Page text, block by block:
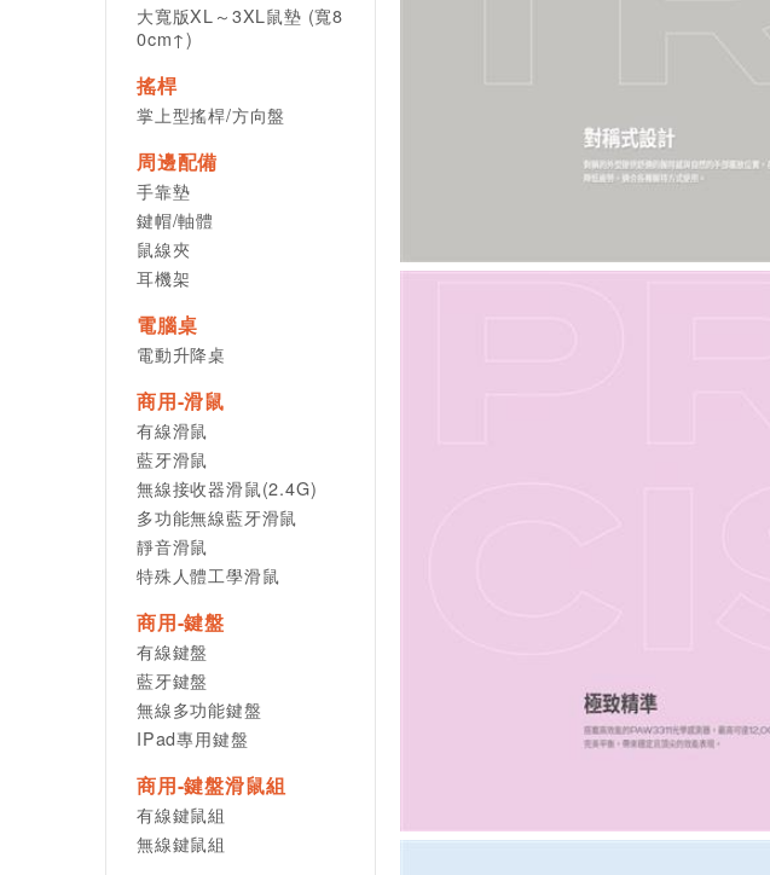
大寬版XL～3XL鼠墊 (寬8
0cm↑)
搖桿
掌上型搖桿/方向盤
周邊配備
手靠墊
鍵帽/軸體
鼠線夾
耳機架
電腦桌
電動升降桌
商用-滑鼠
有線滑鼠
藍牙滑鼠
無線接收器滑鼠(2.4G)
多功能無線藍牙滑鼠
靜音滑鼠
特殊人體工學滑鼠
商用-鍵盤
有線鍵盤
藍牙鍵盤
無線多功能鍵盤
IPad專用鍵盤
商用-鍵盤滑鼠組
有線鍵鼠組
無線鍵鼠組